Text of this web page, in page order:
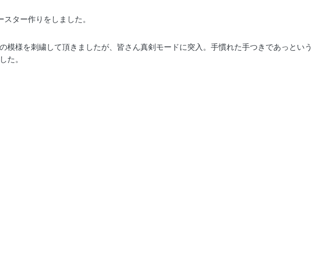
ター作りをしました。
模様を刺繍して頂きましたが、皆さん真剣モードに突入。手慣れた手つきであっという
た。